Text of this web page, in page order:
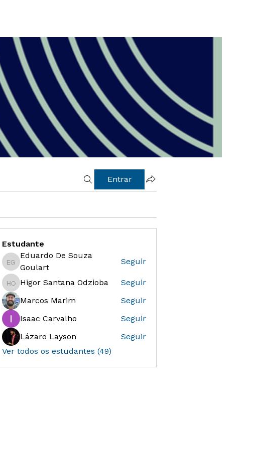
Entrar
Estudante
Eduardo De Souza Goulart
Eduardo De Souza
Goulart
Seguir
Higor Santana Odzioba
Higor Santana Odzioba
Seguir
Marcos Marim
Seguir
Isaac Carvalho
Seguir
Lázaro Layson
Seguir
Ver todos os estudantes (49)